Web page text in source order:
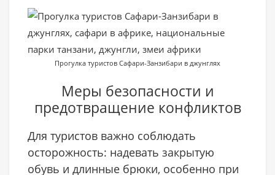
Прогулка туристов Сафари-Занзибари в джунглях
Меры безопасности и
предотвращение конфликтов
Для туристов важно соблюдать
осторожность: надевать закрытую
обувь и длинные брюки, особенно при